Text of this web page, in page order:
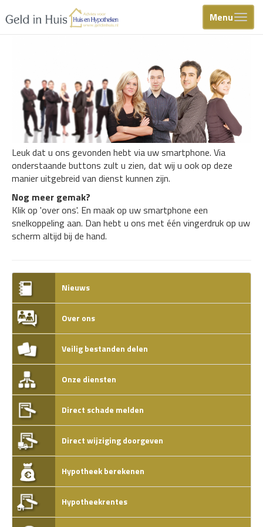
Menu
Leuk dat u ons gevonden hebt via uw smartphone. Via
onderstaande buttons zult u zien, dat wij u ook op deze
manier uitgebreid van dienst kunnen zijn.
Nog meer gemak?
Klik op 'over ons'. En maak op uw smartphone een
snelkoppeling aan. Dan hebt u ons met één vingerdruk op uw
scherm altijd bij de hand.
Nieuws
Over ons
Veilig bestanden delen
Onze diensten
Direct schade melden
Direct wijziging doorgeven
Hypotheek berekenen
Hypotheekrentes